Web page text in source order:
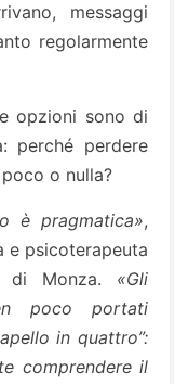
messaggi
regolarmente
opzioni sono di
perché perdere
o nulla?
è pragmatica»,
e psicoterapeuta
di Monza. «Gli
poco portati
in quattro”:
comprendere il